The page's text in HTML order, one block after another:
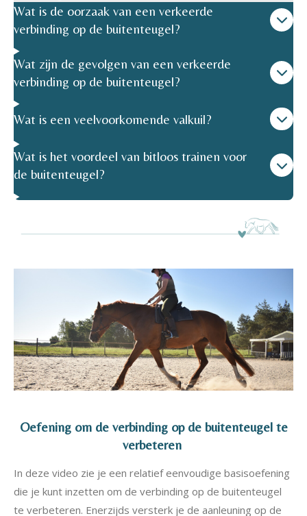
Wat is de oorzaak van een verkeerde
verbinding op de buitenteugel?
Wat zijn de gevolgen van een verkeerde
verbinding op de buitenteugel?
Wat is een veelvoorkomende valkuil?
Wat is het voordeel van bitloos trainen voor
de buitenteugel?
Oefening om de verbinding op de buitenteugel te
verbeteren
In deze video zie je een relatief eenvoudige basisoefening
die je kunt inzetten om de verbinding op de buitenteugel
te verbeteren. Enerzijds versterk je de aanleuning op de